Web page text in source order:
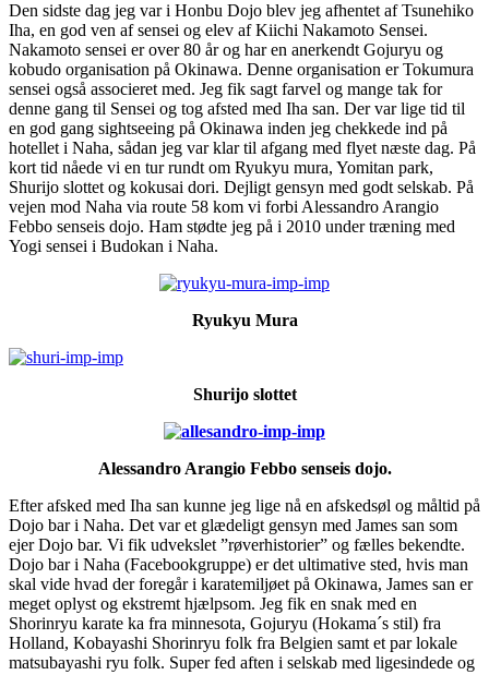
Den sidste dag jeg var i Honbu Dojo blev jeg afhentet af Tsunehiko
Iha, en god ven af sensei og elev af Kiichi Nakamoto Sensei.
Nakamoto sensei er over 80 år og har en anerkendt Gojuryu og
kobudo organisation på Okinawa. Denne organisation er Tokumura
sensei også associeret med. Jeg fik sagt farvel og mange tak for
denne gang til Sensei og tog afsted med Iha san. Der var lige tid til
en god gang sightseeing på Okinawa inden jeg chekkede ind på
hotellet i Naha, sådan jeg var klar til afgang med flyet næste dag. På
kort tid nåede vi en tur rundt om Ryukyu mura, Yomitan park,
Shurijo slottet og kokusai dori. Dejligt gensyn med godt selskab. På
vejen mod Naha via route 58 kom vi forbi Alessandro Arangio
Febbo senseis dojo. Ham stødte jeg på i 2010 under træning med
Yogi sensei i Budokan i Naha.
Ryukyu Mura
Shurijo slottet
Alessandro Arangio Febbo senseis dojo.
Efter afsked med Iha san kunne jeg lige nå en afskedsøl og måltid på
Dojo bar i Naha. Det var et glædeligt gensyn med James san som
ejer Dojo bar. Vi fik udvekslet ”røverhistorier” og fælles bekendte.
Dojo bar i Naha (Facebookgruppe) er det ultimative sted, hvis man
skal vide hvad der foregår i karatemiljøet på Okinawa, James san er
meget oplyst og ekstremt hjælpsom. Jeg fik en snak med en
Shorinryu karate ka fra minnesota, Gojuryu (Hokama´s stil) fra
Holland, Kobayashi Shorinryu folk fra Belgien samt et par lokale
matsubayashi ryu folk. Super fed aften i selskab med ligesindede og